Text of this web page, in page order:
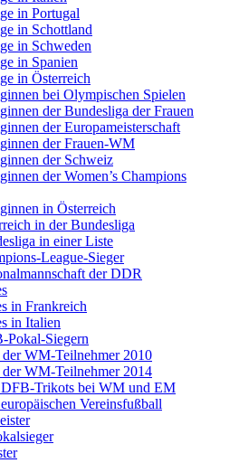
in Portugal
in Schottland
in Schweden
in Spanien
in Österreich
bei Olympischen Spielen
der Bundesliga der Frauen
der Europameisterschaft
der Frauen-WM
der Schweiz
der Women’s Champions
in Österreich
in der Bundesliga
in einer Liste
League-Sieger
der DDR
in Frankreich
in Italien
Pokal-Siegern
WM-Teilnehmer 2010
WM-Teilnehmer 2014
Trikots bei WM und EM
Vereinsfußball